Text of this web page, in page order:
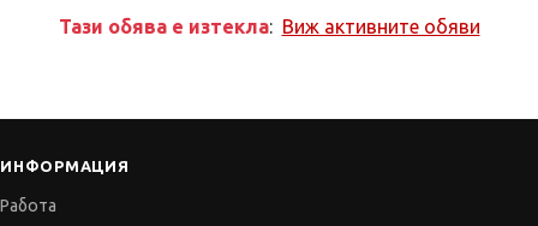
Тази обява е изтекла: Виж активните обяви
ИНФОРМАЦИЯ
Работа